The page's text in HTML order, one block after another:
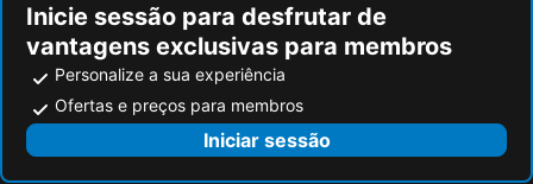
Inicie sessão para desfrutar de
vantagens exclusivas para membros
Personalize a sua experiência
Ofertas e preços para membros
Iniciar sessão